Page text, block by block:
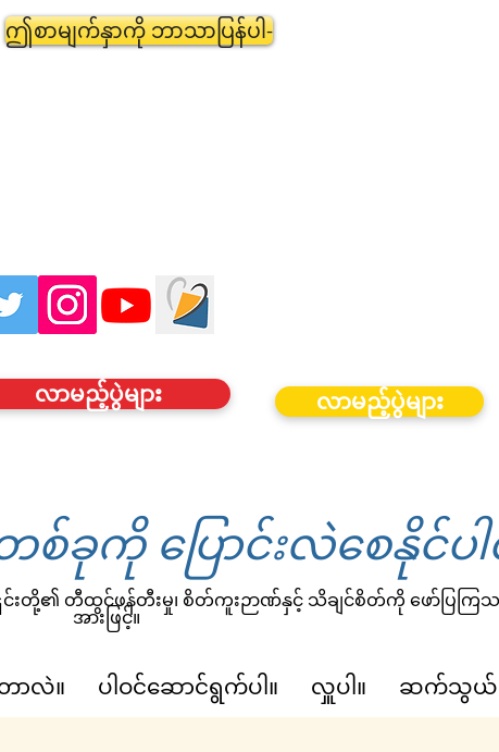
ဤစာမျက်နှာကို ဘာသာပြန်ပါ-
လာမည့်ပွဲများ လာမည့်ပွဲများ
ခုကို ပြောင်းလဲစေနိုင်ပ
၎င်းတို့၏ တီထွင်ဖန်တီးမှု၊ စိတ်ကူးဉာဏ်နှင့် သိချင်စိတ်ကို ဖော်ပြကြ
အားဖြင့်။
ာလဲ။ ပါဝင်ဆောင်ရွက်ပါ။ လှူပါ။ ဆက်သွယ်